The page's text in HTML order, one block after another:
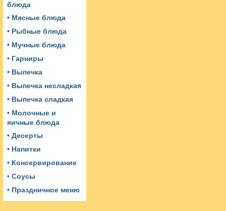
блюда
• Мясные блюда
• Рыбные блюда
• Мучные блюда
• Гарниры
• Выпечка
• Выпечка несладкая
• Выпечка сладкая
• Молочные и
яичные блюда
• Десерты
• Напитки
• Консервирование
• Соусы
• Праздничное меню